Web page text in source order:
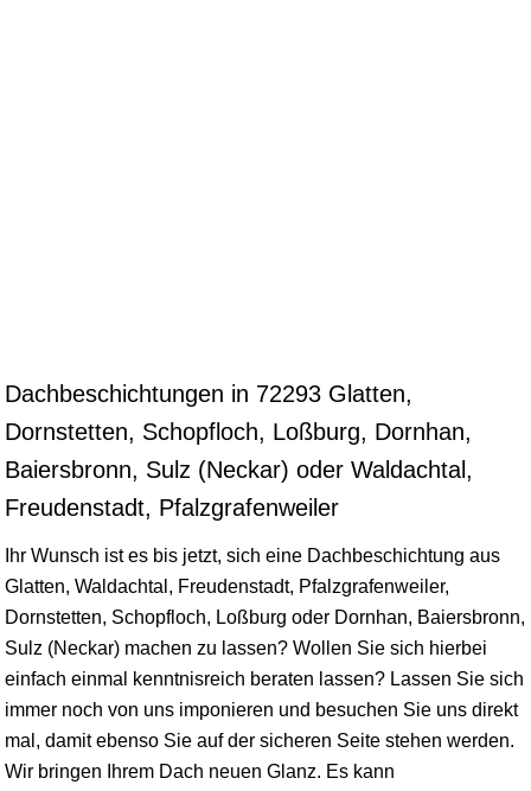
Dachbeschichtungen in 72293 Glatten,
Dornstetten, Schopfloch, Loßburg, Dornhan,
Baiersbronn, Sulz (Neckar) oder Waldachtal,
Freudenstadt, Pfalzgrafenweiler
Ihr Wunsch ist es bis jetzt, sich eine Dachbeschichtung aus
Glatten, Waldachtal , Freudenstadt, Pfalzgrafenweiler,
Dornstetten, Schopfloch, Loßburg oder Dornhan, Baiersbronn,
Sulz (Neckar) machen zu lassen? Wollen Sie sich hierbei
einfach einmal kenntnisreich beraten lassen? Lassen Sie sich
immer noch von uns imponieren und besuchen Sie uns direkt
mal, damit ebenso Sie auf der sicheren Seite stehen werden.
Wir bringen Ihrem Dach neuen Glanz. Es kann